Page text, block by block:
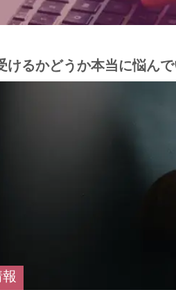
けるかどうか本当に悩ん